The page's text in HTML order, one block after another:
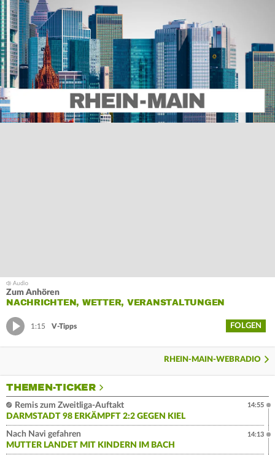
Zum Anhören
NACHRICHTEN, WETTER, VERANSTALTUNGEN
1:15 V-Tipps FOLGEN
RHEIN-MAIN-WEBRADIO
THEMEN-TICKER
Remis zum Zweitliga-Auftakt
DARMSTADT 98 ERKÄMPFT 2:2 GEGEN KIEL
14:55
Nach Navi gefahren
MUTTER LANDET MIT KINDERN IM BACH
14:13